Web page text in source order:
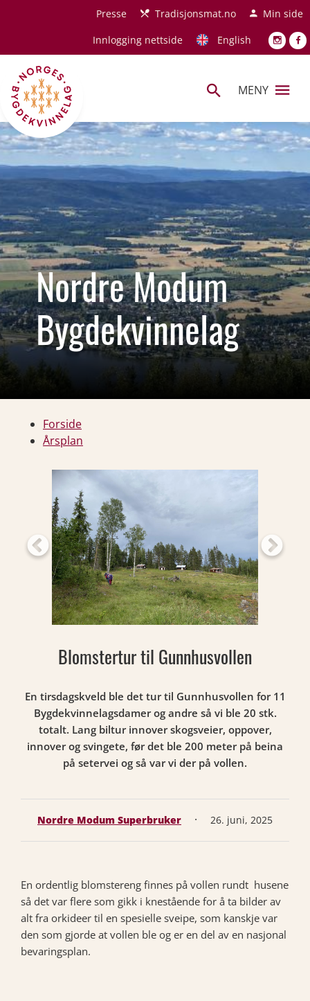
Hopp til hovedinnholdPresse Tradisjonsmat.no
Min side
Innlogging nettside
English
MENY
Nordre Modum
Bygdekvinnelag
Forside
Årsplan
Blomstertur til Gunnhusvollen
En tirsdagskveld ble det tur til Gunnhusvollen for 11
Bygdekvinnelagsdamer og andre så vi ble 20 stk.
totalt. Lang biltur innover skogsveier, oppover,
innover og svingete, før det ble 200 meter på beina
på setervei og så var vi der på vollen.
Nordre Modum Superbruker · 26. juni, 2025
En ordentlig blomstereng finnes på vollen rundt husene
så det var flere som gikk i knestående for å ta bilder av
alt fra orkideer til en spesielle sveipe, som kanskje var
den som gjorde at vollen ble og er en del av en nasjonal
bevaringsplan.